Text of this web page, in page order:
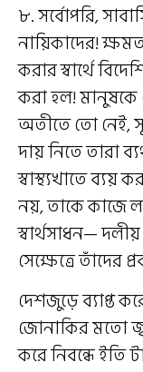
৮. সর্বোপরি,
নায়িকাদের!
করার স্বার্থে
করা হল!
অতীতে তো নেই,
দায় নিতে তারা
স্বাস্থ্যখাতে ব্যয়
নয়, তাকে কাজে
স্বার্থসাধন—
সেক্ষেত্রে তাঁদের
দেশজুড়ে ব্যাপ্ত
জোনাকির মতো
করে নিবন্ধে ইতি